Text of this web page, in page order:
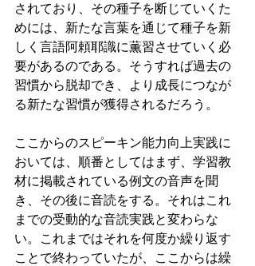
されており、その種子を断じていくた
めには、新たな言葉を通じて種子を新
しく言語阿頼耶識に薫習させていく必
要があるのである。そうすれば過去の
習慣から脱却でき、より成長につなが
る新たな習慣が獲得されるだろう。
ここからのスピーキン能力向上実践に
おいては、順番としてはまず、学習教
材に掲載されている例文の音声を聞
き、その後に音読をする。それはこれ
までの受動的な音読実践と変わらな
い。これまではそれを何度か繰り返す
ことで終わっていたが、ここからは繰